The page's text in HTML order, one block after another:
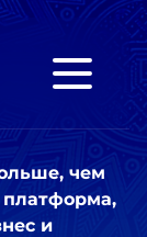
чем
платформа,
и